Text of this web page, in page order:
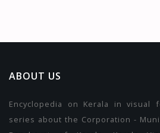
ABOUT US
Encyclopedia on Kerala in visual
series about the Corporation -